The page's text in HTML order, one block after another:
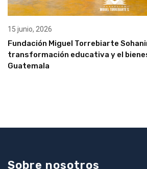
15 junio, 2026
Fundación Miguel Torrebiarte
transformación educativa y el
Guatemala
Sobre nosotros